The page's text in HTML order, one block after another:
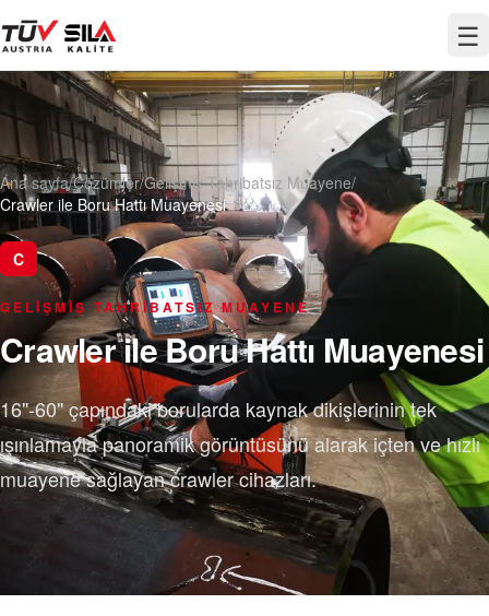
☰
Ana sayfa/Çözümler/Gelişmiş Tahribatsız Muayene/
Crawler ile Boru Hattı Muayenesi
C
GELIŞMIŞ TAHRIBATSIZ MUAYENE
Crawler ile Boru Hattı Muayenesi
16"-60" çapındaki borularda kaynak dikişlerinin tek
ışınlamayla panoramik görüntüsünü alarak içten ve hızlı
muayene sağlayan crawler cihazları.